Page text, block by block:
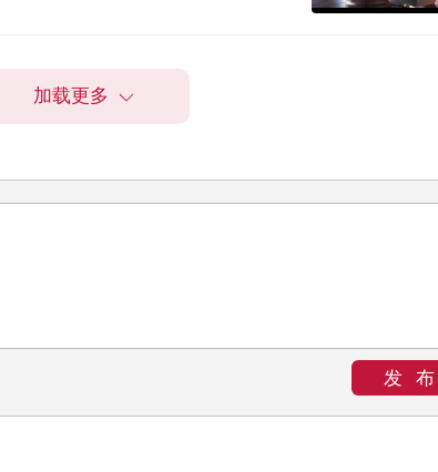
加载更多
发布